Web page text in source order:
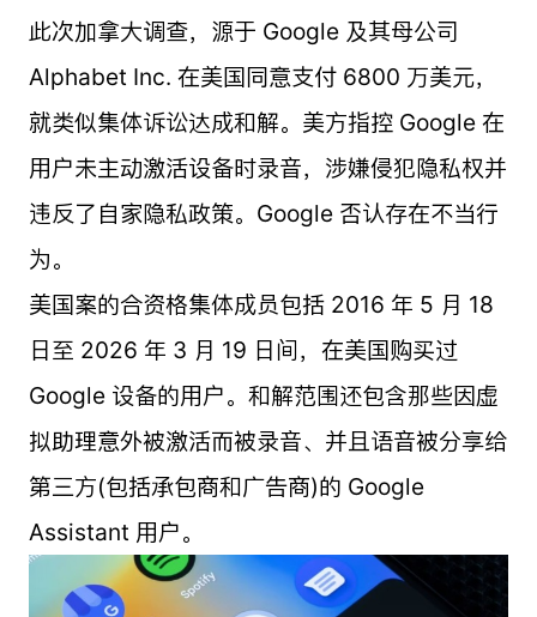
此次加拿大调查，源于 Google 及其母公司
Alphabet Inc. 在美国同意支付 6800 万美元，
就类似集体诉讼达成和解。美方指控 Google 在
用户未主动激活设备时录音，涉嫌侵犯隐私权并
违反了自家隐私政策。Google 否认存在不当行
为。
美国案的合资格集体成员包括 2016 年 5 月 18
日至 2026 年 3 月 19 日间，在美国购买过
Google 设备的用户。和解范围还包含那些因虚
拟助理意外被激活而被录音、并且语音被分享给
第三方(包括承包商和广告商)的 Google
Assistant 用户。